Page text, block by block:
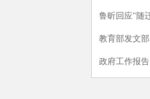
政府工作报告